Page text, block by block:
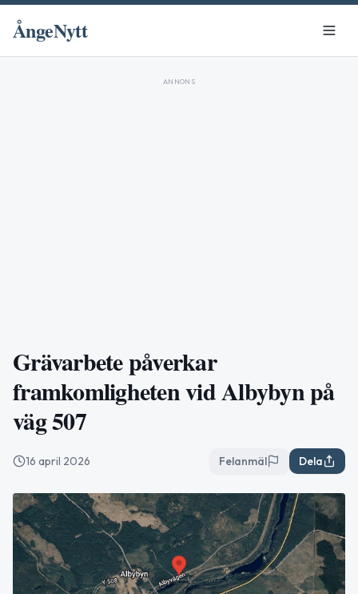
ÅngeNytt
ANNONS
Grävarbete påverkar
framkomligheten vid Albybyn på
väg 507
16 april 2026 Felanmäl Dela